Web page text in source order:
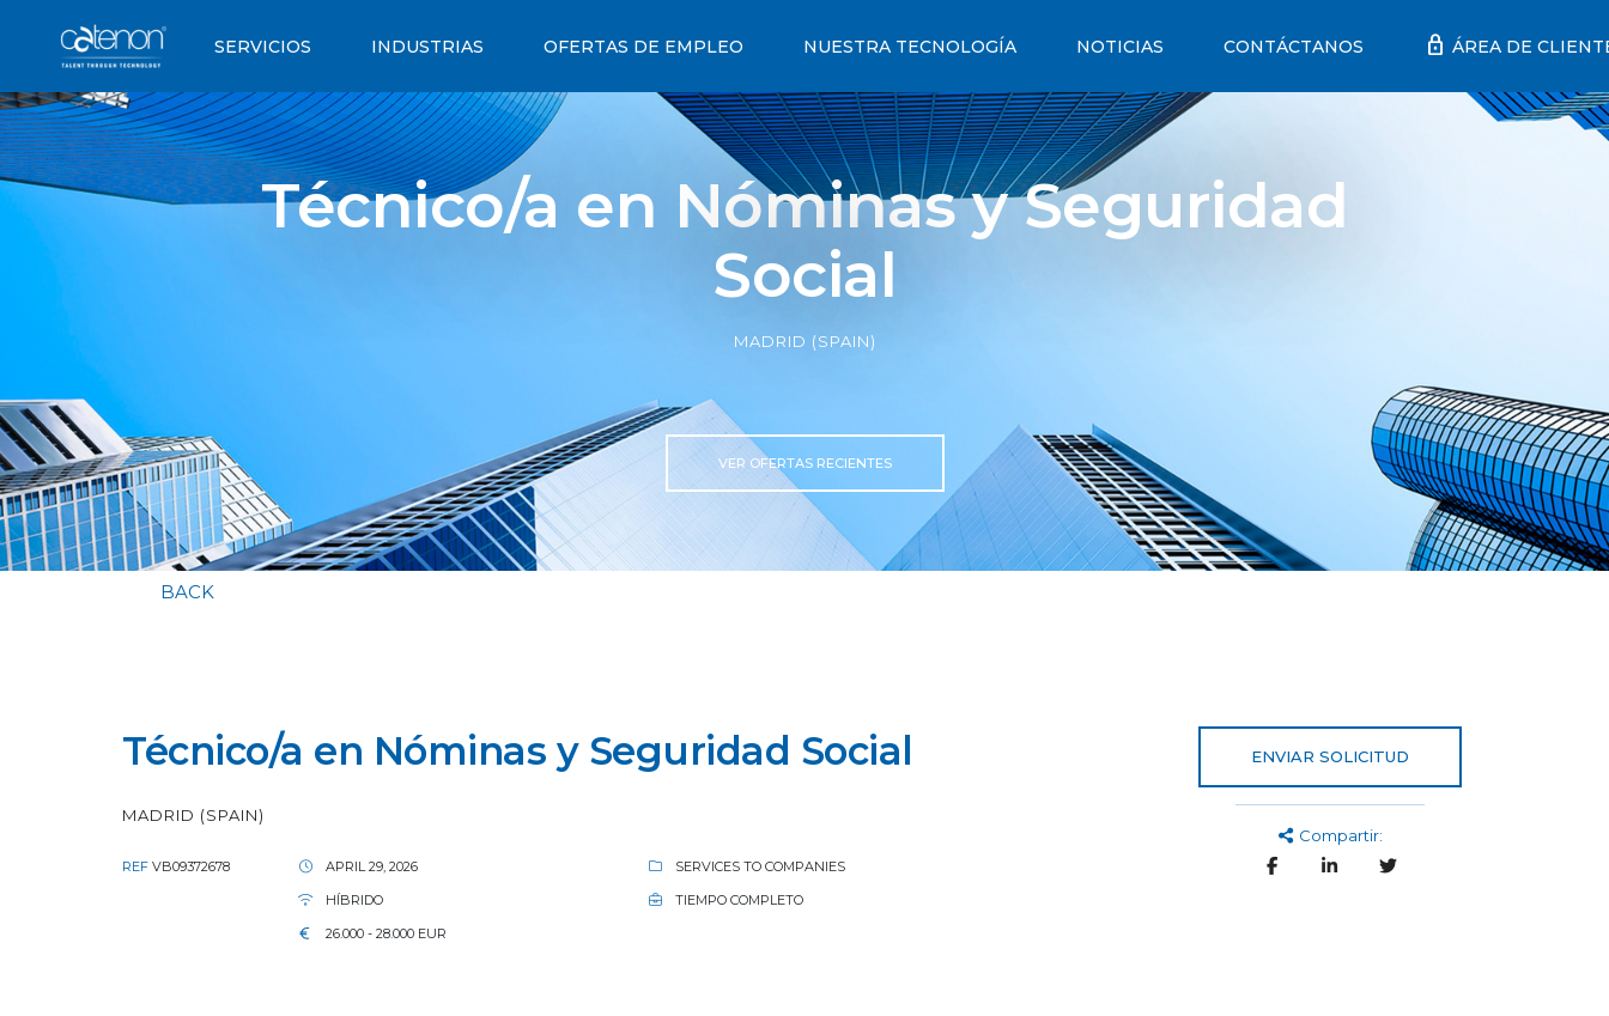
SERVICIOS INDUSTRIAS OFERTAS DE EMPLEO NUESTRA TECNOLOGÍA NOTICIAS CONTÁCTANOS lock ÁREA DE
Técnico/a en Nóminas y Seguridad
Social
MADRID (SPAIN)
VER OFERTAS RECIENTES
BACK
Técnico/a en Nóminas y Seguridad Social
MADRID (SPAIN)
REF VB09372678 APRIL 29, 2026
SERVICES TO COMPANIES
HÍBRIDO
TIEMPO COMPLETO
26.000 - 28.000 EUR
ENVIAR SOLICITUD
Compartir: